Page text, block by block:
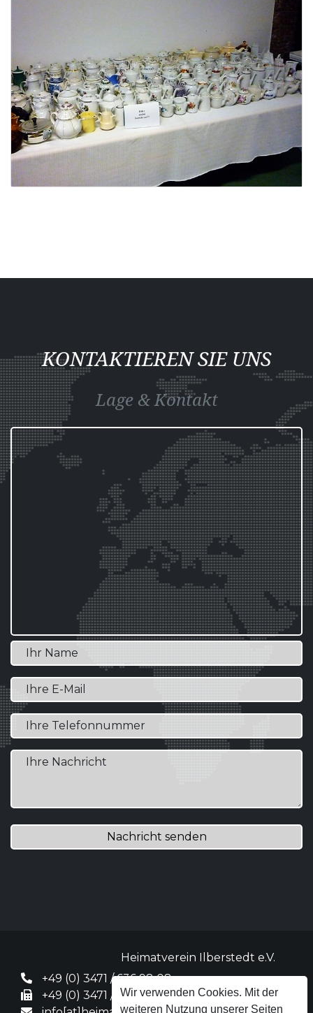
Wir verwenden Cookies. Mit der
weiteren Nutzung unserer Seiten
KONTAKTIEREN SIE UNS
Lage & Kontakt
Nachricht senden
Heimatverein Ilberstedt e.V.
+49 (0) 3471 / 636 98 08
+49 (0) 3471 / 31 63 39